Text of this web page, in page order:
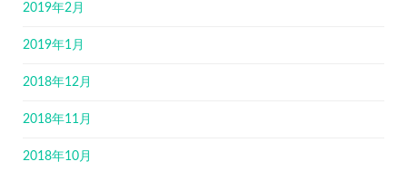
2019年2月
2019年1月
2018年12月
2018年11月
2018年10月